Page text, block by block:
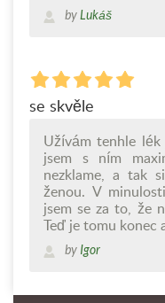
byLukáš
se skvěle
Užívám tenhle
jsem s ním
nezklame, a tak
ženou. V
jsem se za to, že
Teď je tomu konec
by Igor